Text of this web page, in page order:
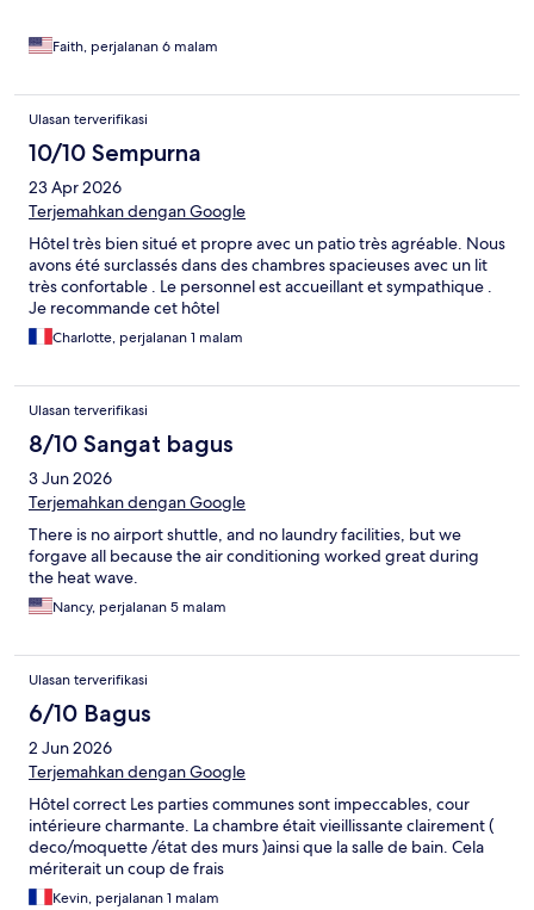
Faith, perjalanan 6 malam
Ulasan terverifikasi
10/10 Sempurna
23 Apr 2026
Terjemahkan dengan Google
Hôtel très bien situé et propre avec un patio très agréable. Nous
avons été surclassés dans des chambres spacieuses avec un lit
très confortable . Le personnel est accueillant et sympathique .
Je recommande cet hôtel
Charlotte, perjalanan 1 malam
Ulasan terverifikasi
8/10 Sangat bagus
3 Jun 2026
Terjemahkan dengan Google
There is no airport shuttle, and no laundry facilities, but we
forgave all because the air conditioning worked great during
the heat wave.
Nancy, perjalanan 5 malam
Ulasan terverifikasi
6/10 Bagus
2 Jun 2026
Terjemahkan dengan Google
Hôtel correct Les parties communes sont impeccables, cour
intérieure charmante. La chambre était vieillissante clairement (
deco/moquette /état des murs )ainsi que la salle de bain. Cela
mériterait un coup de frais
Kevin, perjalanan 1 malam